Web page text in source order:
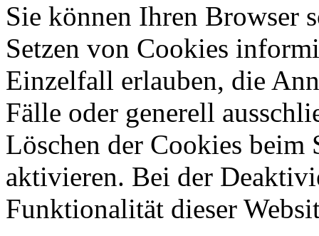
Sie können Ihren Browser
Setzen von Cookies
Einzelfall erlauben, die
Fälle oder generell
Löschen der Cookies beim
aktivieren. Bei der
Funktionalität dieser